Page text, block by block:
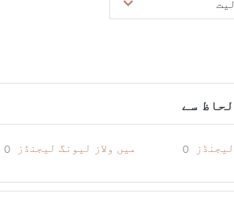
سے
0 میں ولاز لیونگ لیجنڈز 0